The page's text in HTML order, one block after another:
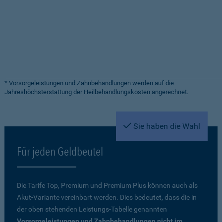
* Vorsorgeleistungen und Zahnbehandlungen werden auf die
Jahreshöchsterstattung der Heilbehandlungskosten angerechnet.
Sie haben die Wahl
Für jeden Geldbeutel
Die Tarife Top, Premium und Premium Plus können auch als
Akut-Variante vereinbart werden. Dies bedeutet, dass die in
der oben stehenden Leistungs-Tabelle genannten